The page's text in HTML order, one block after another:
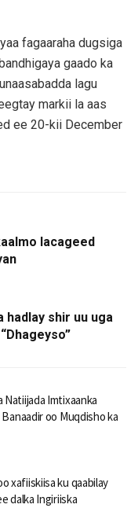
fagaaraha dugsiga
gaado ka
lagu
markii la aas
ee 20-kii December
lacageed
hadlay shir uu uga
Natiijada Imtixaanka
oo Muqdisho ka
xafiiskiisa ku qaabilay
dalka Ingiriiska